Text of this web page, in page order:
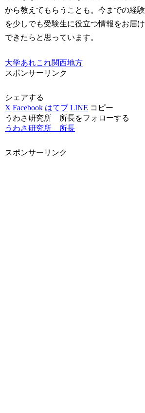
から教えてもらうことも。今までの経験
を少しでも受験生に役立つ情報をお届け
できたらと思っています。
大学あれこれ関西地方
スポンサーリンク
シェアする
X Facebook はてブ LINE コピー
うわさ研究所 所長をフォローする
うわさ研究所 所長
スポンサーリンク